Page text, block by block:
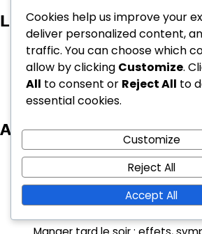
Liens
Notre histoire
Parcourir
Contactez-nous
Articles récents
Stratégies de gestion du poids
Choisir la bonne position de
acide nocturne : facteurs,
Cookies help us improve your
deliver personalized content,
traffic. You can choose which
allow by clicking Customize.
All to consent or Reject All to
essential cookies.
Customize
Reject All
Accept All